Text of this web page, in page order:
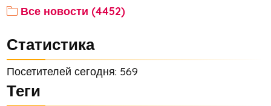
Все новости (4452)
Статистика
Посетителей сегодня: 569
Теги